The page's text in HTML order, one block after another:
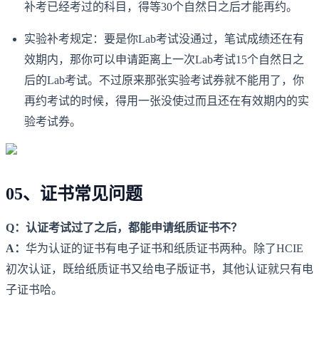
补考已经考过的科目，得等30个自然日之后才能再约。
实验补考规定：要是你Lab考试没通过，笔试成绩还在有
效期内，那你可以申请距离上一次Lab考试15个自然日之
后的Lab考试。不过原来那张实验考试券就不能用了，你
再约考试的时候，得用一张没使过而且还在有效期内的实
验考试券。
05、证书常见问题
Q：认证考试过了之后，都能申请纸质证书不？
A： 华为认证的证书有电子证书和纸质证书两种。除了HCIE
初次认证，既给纸质证书又给电子版证书，其他认证就只有电
子证书哈。